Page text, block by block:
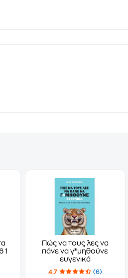
1
Πώς να τους λες να
πάνε να γ*μηθούνε
ευγενικά
4.7 (6)